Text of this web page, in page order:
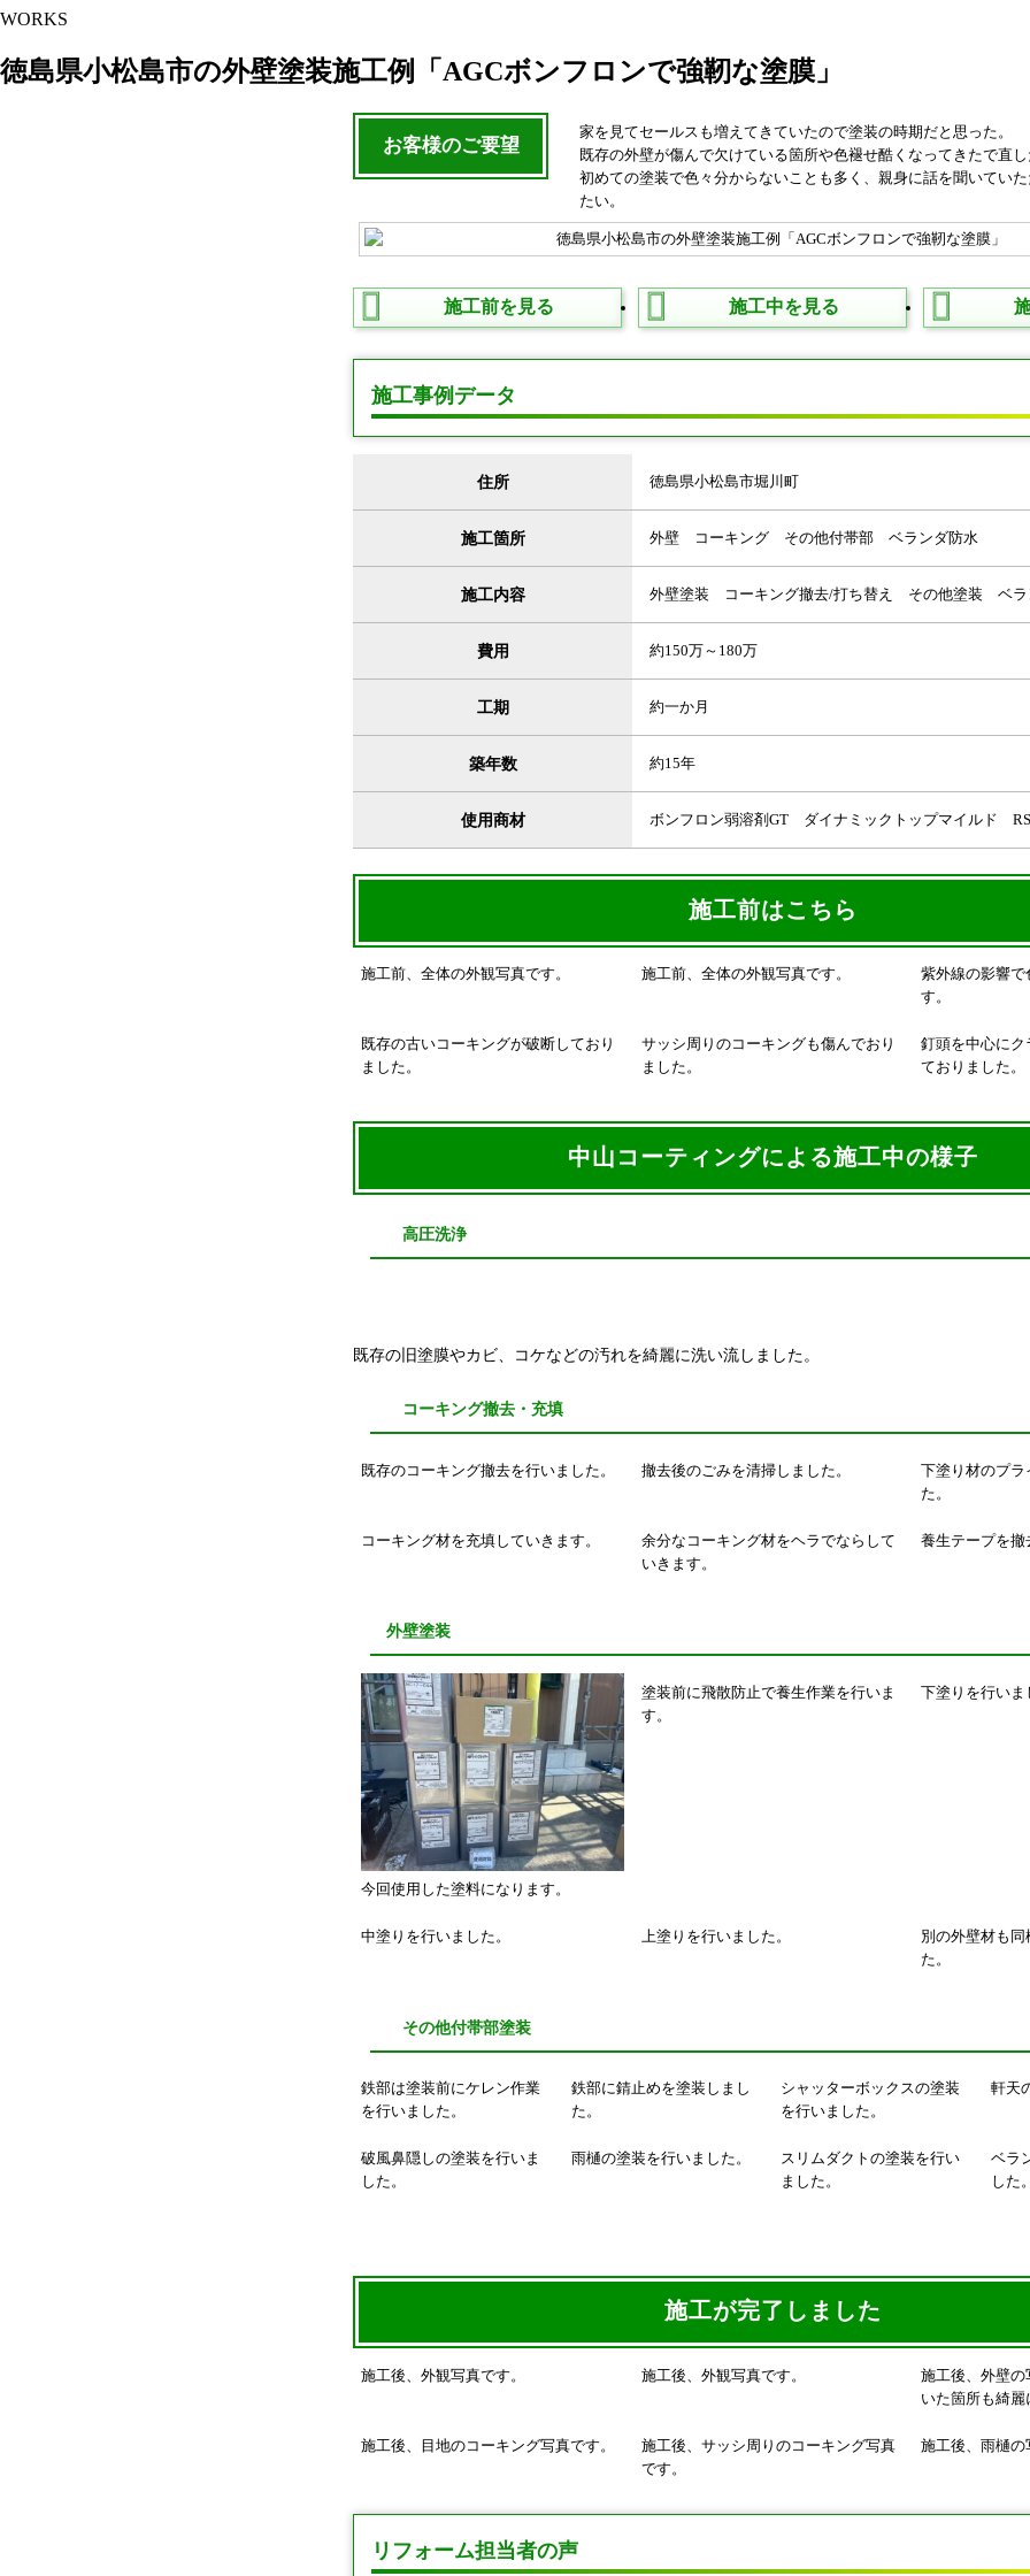
WORKS
徳島県小松島市の外壁塗装施工例「AGCボンフロンで強靭な塗膜」
お客様のご要望
家を見てセールスも増えてきていたので塗装の時期だと思った。
既存の外壁が傷んで欠けている箇所や色褪せ酷くなってきたで直し
初めての塗装で色々分からないことも多く、親身に話を聞いてい
たい。
施工前を見る 施工中を見る
施工事例データ
住所 徳島県小松島市堀川町
施工箇所 外壁 コーキング その他付帯部 ベランダ防水
施工内容 外壁塗装 コーキング撤去/打ち替え その他塗装 ベラ
費用 約150万～180万
工期 約一か月
築年数 約15年
使用商材 ボンフロン弱溶剤GT ダイナミックトップマイルド
施工前はこちら
施工前、全体の外観写真です。 施工前、全体の外観写真です。
紫外線の影響
す。
既存の古いコーキングが破断しており
ました。
サッシ周りのコーキングも傷んでおり
ました。
釘頭を中心にク
ておりました。
中山コーティングによる施工中の様子
高圧洗浄
既存の旧塗膜やカビ、コケなどの汚れを綺麗に洗い流しました。
コーキング撤去・充填
既存のコーキング撤去を行いました。 撤去後のごみを清掃しました。
下塗り材のプラ
た。
コーキング材を充填していきます。
余分なコーキング材をヘラでならして
いきます。
養生テープを撤
外壁塗装
今回使用した塗料になります。
塗装前に飛散防止で養生作業を行いま
す。
下塗りを行いま
中塗りを行いました。 上塗りを行いました。
別の外壁材も
た。
その他付帯部塗装
鉄部は塗装前にケレン作業
を行いました。
鉄部に錆止めを塗装しまし
た。
シャッターボックスの塗装
を行いました。
軒天
破風鼻隠しの塗装を行いま
した。
雨樋の塗装を行いました。
スリムダクトの塗装を行い
ました。
ベラ
した。
施工が完了しました
施工後、外観写真です。 施工後、外観写真です。
施工後、外壁の
いた箇所も綺麗
施工後、目地のコーキング写真です。
施工後、サッシ周りのコーキング写真
です。
施工後、雨樋の
リフォーム担当者の声